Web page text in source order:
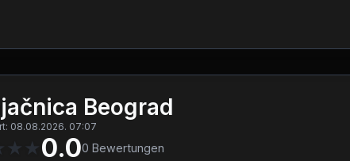
Beograd
08.08.2026. 07:07
★ ★0.00 Bewertungen